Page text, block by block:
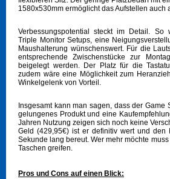
1580x530mm ermöglicht das Aufstellen auch
Verbessungspotential steckt im Detail.
Triple Monitor Setups, eine
Maushalterung wünschenswert. Für die
entsprechende Zwischenstücke zur
beigelegt werden. Der Platz für die
zudem wäre eine Möglichkeit zum
Winkelgelenk von Vorteil.
Insgesamt kann man sagen, dass der Game
gelungenes Produkt und eine
Jahren Nutzung zeigen sich noch keine
Geld (429,95€) ist er definitiv wert und den
Sekunde lang bereut. Wer mehr möchte
Taschen greifen.
Pros und Cons auf einen Blick: